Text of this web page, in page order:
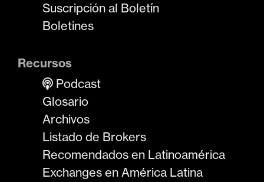
Suscripción al Boletín
Boletines
Recursos
Podcast
Glosario
Archivos
Listado de Brokers
Recomendados en Latinoamérica
Exchanges en América Latina